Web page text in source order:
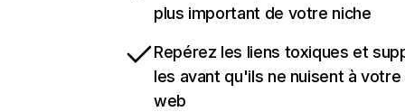
plus important de votre niche
Repérez les liens toxiques et
les avant qu'ils ne nuisent à
web